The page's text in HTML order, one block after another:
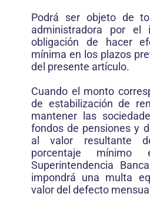
Podrá ser objeto de
administradora por el
obligación de hacer
mínima en los plazos
del presente artículo.
Cuando el monto
de estabilización de
mantener las
fondos de pensiones y
al valor resultante
porcentaje mínimo
Superintendencia
impondrá una multa
valor del defecto